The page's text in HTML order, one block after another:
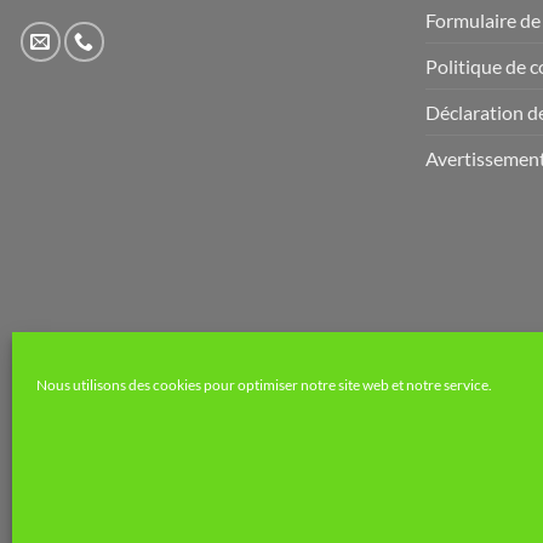
Nous utilisons des cookies pour optimiser notre site web et notre service.
produit
Formulaire
Politique de
Déclaration